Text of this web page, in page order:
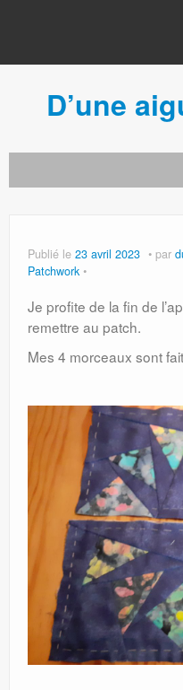
D’une
Publié le 23 avril 2023 par
Patchwork
Je profite de la fin de
remettre au patch.
Mes 4 morceaux sont